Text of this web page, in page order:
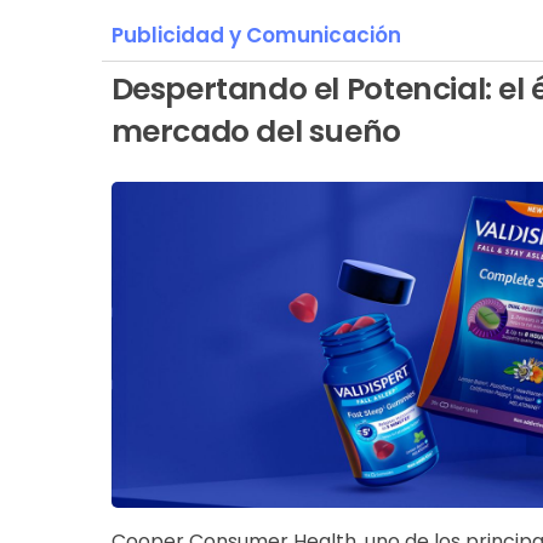
Publicidad y Comunicación
Despertando el Potencial: el
mercado del sueño